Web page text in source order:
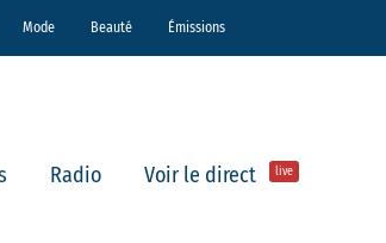
Mode Beauté Émissions
Radio Voir le direct live